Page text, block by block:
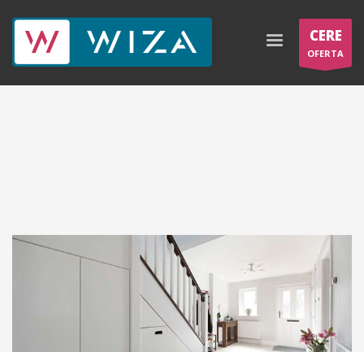
CERE
OFERTA